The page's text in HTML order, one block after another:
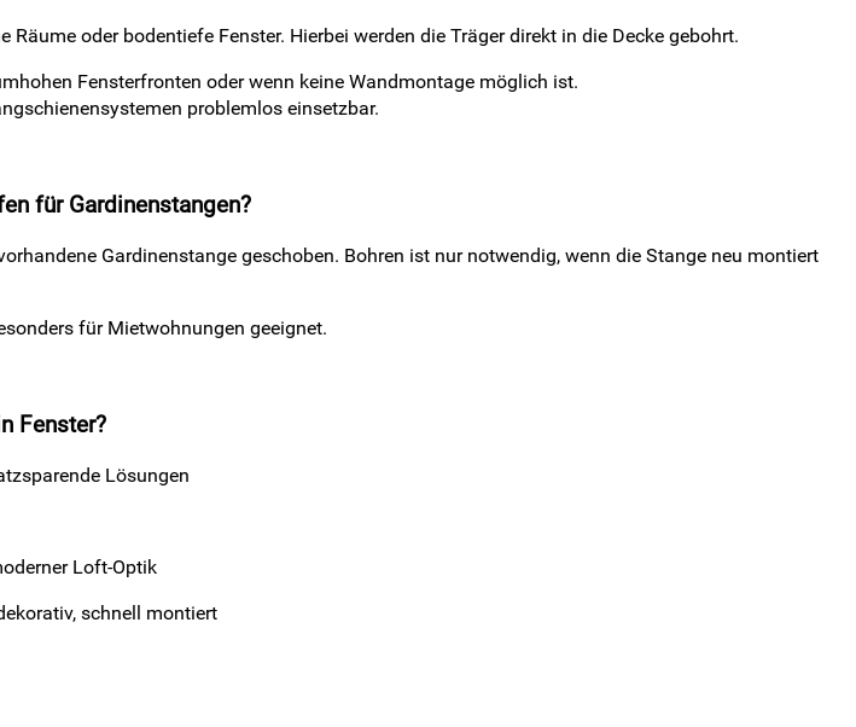
oder bodentiefe Fenster. Hierbei werden die Träger direkt in die Decke gebohrt.
Fensterfronten oder wenn keine Wandmontage möglich ist.
problemlos einsetzbar.
für Gardinenstangen?
Gardinenstange geschoben. Bohren ist nur notwendig, wenn die Stange neu montiert
für Mietwohnungen geeignet.
Fenster?
Lösungen
Loft-Optik
schnell montiert